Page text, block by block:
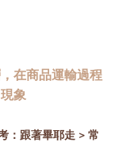
在商品運輸過程
象
：跟著畢耶走 > 常